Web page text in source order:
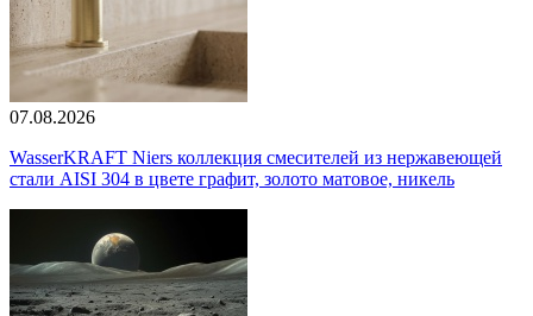
07.08.2026
WasserKRAFT Niers коллекция смесителей из нержавеющей
стали AISI 304 в цвете графит, золото матовое, никель